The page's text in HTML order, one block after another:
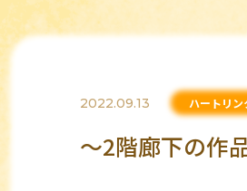
2022.09.13 ハートリン
～2階廊下の作